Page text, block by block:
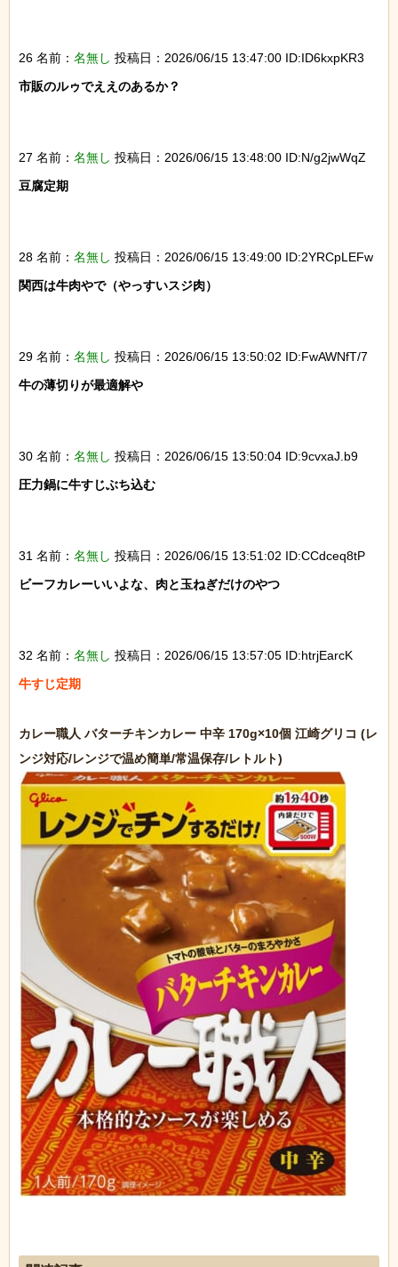
26 名前： 名無し 投稿日：2026/06/15 13:47:00 ID:ID6kxpKR3
市販のルゥでええのあるか？
27 名前： 名無し 投稿日：2026/06/15 13:48:00 ID:N/g2jwWqZ
豆腐定期
28 名前： 名無し 投稿日：2026/06/15 13:49:00 ID:2YRCpLEFw
関西は牛肉やで（やっすいスジ肉）
29 名前： 名無し 投稿日：2026/06/15 13:50:02 ID:FwAWNfT/7
牛の薄切りが最適解や
30 名前： 名無し 投稿日：2026/06/15 13:50:04 ID:9cvxaJ.b9
圧力鍋に牛すじぶち込む
31 名前： 名無し 投稿日：2026/06/15 13:51:02 ID:CCdceq8tP
ビーフカレーいいよな、肉と玉ねぎだけのやつ
32 名前： 名無し 投稿日：2026/06/15 13:57:05 ID:htrjEarcK
牛すじ定期
カレー職人 バターチキンカレー 中辛 170g×10個 江崎グリコ (レ